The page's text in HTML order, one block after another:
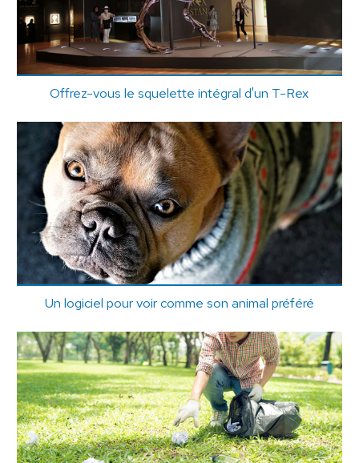
Offrez-vous le squelette intégral d'un T-Rex
Un logiciel pour voir comme son animal préféré